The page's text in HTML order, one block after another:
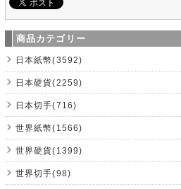
商品カテゴリー
日本紙幣(3592)
日本硬貨(2259)
日本切手(716)
世界紙幣(1566)
世界硬貨(1399)
世界切手(98)